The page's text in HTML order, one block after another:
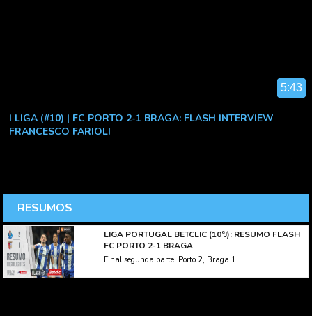
5:43
I LIGA (#10) | FC PORTO 2-1 BRAGA: FLASH INTERVIEW
FRANCESCO FARIOLI
RESUMOS
LIGA PORTUGAL BETCLIC (10ªJ): RESUMO FLASH
FC PORTO 2-1 BRAGA
Final segunda parte, Porto 2, Braga 1.